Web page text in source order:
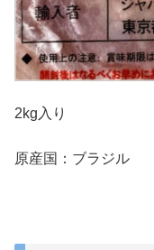
2kg入り
原産国：ブラジル